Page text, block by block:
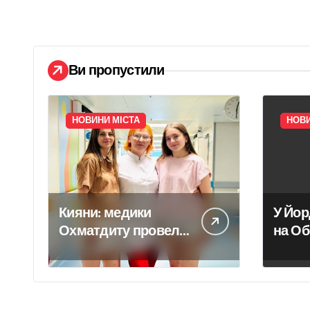
Ви пропустили
НОВИНИ МІСТА
Кияни: медики
Охматдиту провели
складну операцію та
прибрали 20-
сантиметрову кісту
У
на